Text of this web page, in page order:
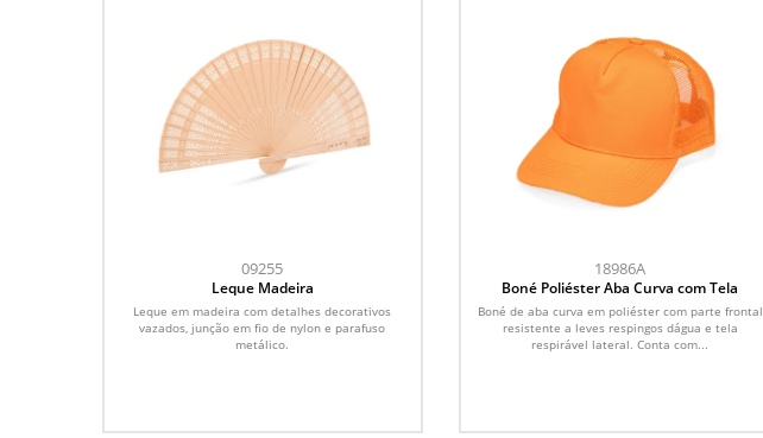
09255
Leque Madeira
Leque em madeira com detalhes decorativos
vazados, junção em fio de nylon e parafuso
metálico.
18986A
Boné Poliéster Aba Curva com Tela
Boné de aba curva em poliéster com parte frontal
resistente a leves respingos dágua e tela
respirável lateral. Conta com...